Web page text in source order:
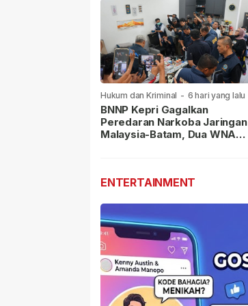
Hukum dan Kriminal - 6 hari yang lalu
BNNP Kepri Gagalkan
Peredaran Narkoba Jaringan
Malaysia-Batam, Dua WNA
ENTERTAINMENT